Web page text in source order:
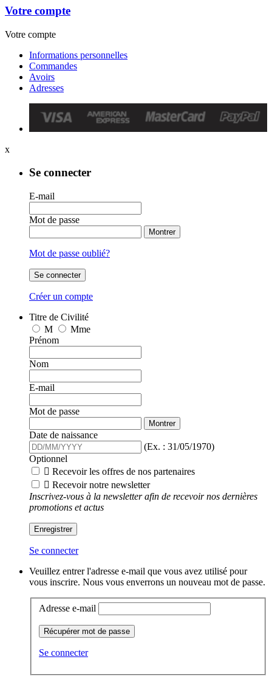
Votre compte
Votre compte
Informations personnelles
Commandes
Avoirs
Adresses
x
Se connecter
E-mail
Mot de passe
Montrer
Mot de passe oublié?
Se connecter
Créer un compte
Titre de Civilité
M
Mme
Prénom
Nom
E-mail
Mot de passe
Montrer
Date de naissance
(Ex. : 31/05/1970)
Optionnel
 Recevoir les offres de nos partenaires
 Recevoir notre newsletter
Inscrivez-vous à la newsletter afin de recevoir nos dernières
promotions et actus
Enregistrer
Se connecter
Veuillez entrer l'adresse e-mail que vous avez utilisé pour
vous inscrire. Nous vous enverrons un nouveau mot de passe.
Adresse e-mail
Récupérer mot de passe
Se connecter